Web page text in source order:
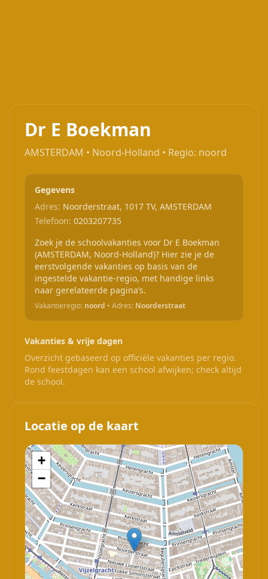
Dr E Boekman
AMSTERDAM • Noord-Holland • Regio: noord
Gegevens
Adres: Noorderstraat, 1017 TV, AMSTERDAM
Telefoon: 0203207735
Zoek je de schoolvakanties voor Dr E Boekman
(AMSTERDAM, Noord-Holland)? Hier zie je de
eerstvolgende vakanties op basis van de
ingestelde vakantie-regio, met handige links
naar gerelateerde pagina’s.
Vakantieregio: noord • Adres: Noorderstraat
Vakanties & vrije dagen
Overzicht gebaseerd op officiële vakanties per regio.
Rond feestdagen kan een school afwijken; check altijd
de school.
Locatie op de kaart
+
−